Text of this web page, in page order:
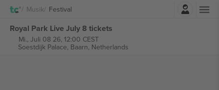
Musik Festival
Royal Park Live July 8 tickets
Mi., Juli 08 26, 12:00 CEST
Soestdijk Palace, Baarn, Netherlands